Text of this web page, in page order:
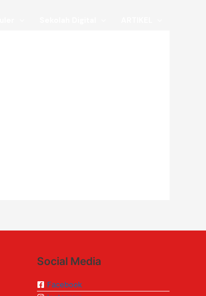
Social Media
Facebook